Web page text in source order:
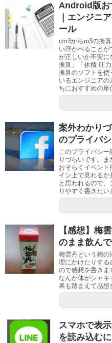
Android版お
｜エンジニ
ール
cm3からm3の換
い浮かべること
が正しいか不安
換算」「体積 圧
換算のソフトを使
いるエンジニアの
ちにおすすめの単
案外わかり
のプライバ
このプライバシ
りづらいです。ま
おそらくイベント
イン上で見れるか
と思われるので
りやすく書きたい
【感想】梅
のまま飲ん
梅雲丹という梅の
理にかけたりする
ので感想を書きま
なんか体がシャキ
果も踏まえて感想
スマホで表
を読み込む